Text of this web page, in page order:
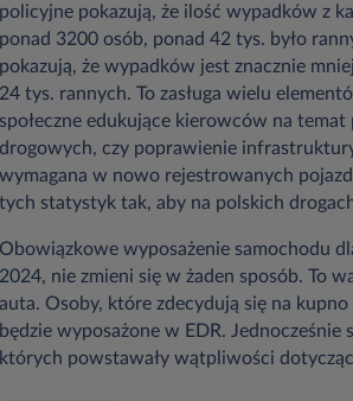
policyjne pokazują, że ilość wypadków z
ponad 3200 osób, ponad 42 tys. było
pokazują, że wypadków jest znacznie
24 tys. rannych. To zasługa wielu
społeczne edukujące kierowców na
drogowych, czy poprawienie
wymagana w nowo rejestrowanych
tych statystyk tak, aby na polskich
Obowiązkowe wyposażenie samochodu
2024, nie zmieni się w żaden sposób. To
auta. Osoby, które zdecydują się na
będzie wyposażone w EDR.
których powstawały wątpliwości